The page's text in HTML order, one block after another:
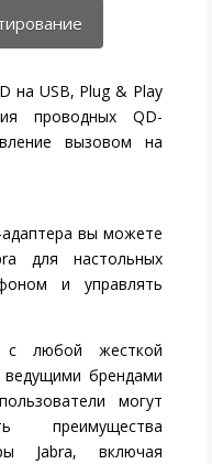
на USB, Plug & Play
проводных QD-
вызовом на
вы можете
для настольных
и управлять
с любой жесткой
ведущими брендами
могут
преимущества
Jabra, включая